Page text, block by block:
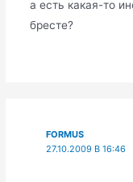
а есть какая-то
бресте?
FORMUS
27.10.2009 В 16:46